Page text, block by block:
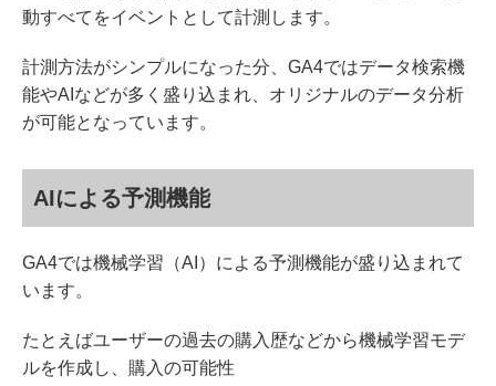
動すべてをイベントとして計測します。
計測方法がシンプルになった分、GA4ではデータ検索機
能やAIなどが多く盛り込まれ、オリジナルのデータ分析
が可能となっています。
AIによる予測機能
GA4では機械学習（AI）による予測機能が盛り込まれて
います。
たとえばユーザーの過去の購入歴などから機械学習モデ
ルを作成し、購入の可能性